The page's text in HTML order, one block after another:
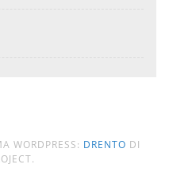
WORDPRESS: DRENTO DI